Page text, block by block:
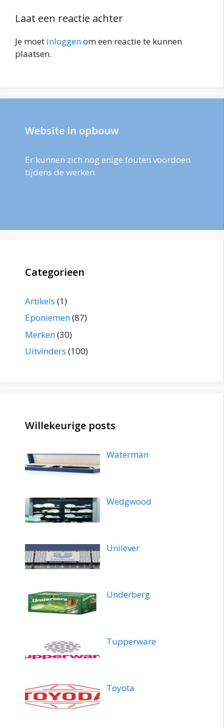
Laat een reactie achter
Je moet inloggenom een reactie te kunnen
plaatsen.
Website in opbouw
Er kunnen zich nog enige fouten voordoen
tijdens de werken.
Categorieen
Artikels (1)
Eponiemen(87)
Merken(30)
Uitvinders (100)
Willekeurige posts
Waterman
Wedgwood
Unilever
Underberg
Tupperware
Toyota